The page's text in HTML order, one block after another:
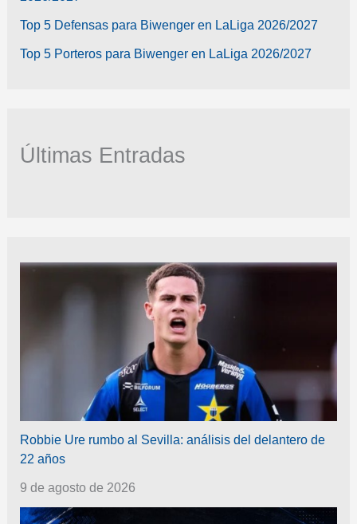
Top 5 Defensas para Biwenger en LaLiga 2026/2027
Top 5 Porteros para Biwenger en LaLiga 2026/2027
Últimas Entradas
Robbie Ure rumbo al Sevilla: análisis del delantero de
22 años
9 de agosto de 2026